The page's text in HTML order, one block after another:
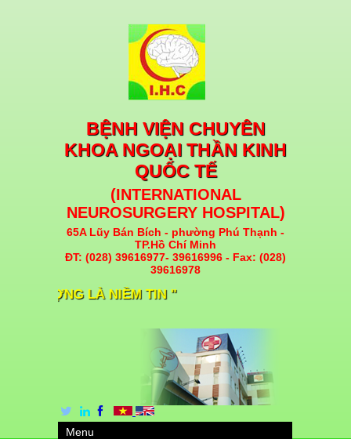
BỆNH VIỆN CHUYÊN
KHOA NGOẠI THẦN KINH
QUỐC TẾ
(INTERNATIONAL
NEUROSURGERY HOSPITAL)
65A Lũy Bán Bích - phường Phú Thạnh -
TP.Hồ Chí Minh
ĐT: (028) 39616977- 39616996 - Fax: (028)
39616978
LƯỢNG LÀ NIỀM TIN "
Menu